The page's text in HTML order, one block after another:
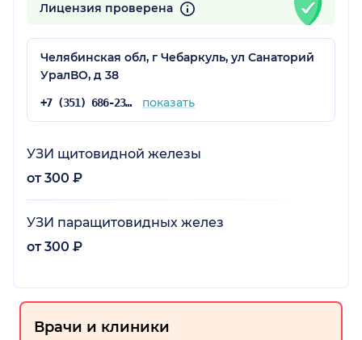
Лицензия проверена
Челябинская обл, г Чебаркуль, ул Санаторий
УралВО, д 38
+7 (351) 686-23-37 показать
УЗИ щитовидной железы
от 300 ₽
УЗИ паращитовидных желез
от 300 ₽
Врачи и клиники